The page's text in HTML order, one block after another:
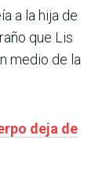
a la hija de
que Lis
medio de la
deja de